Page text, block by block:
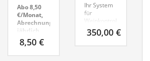
Abo 8,50
€/Monat,
Abrechnung
jährlich
8,50 €
Ihr System
für
Weinkontrolle
und Steuerprüfung
ab.
350,00 €